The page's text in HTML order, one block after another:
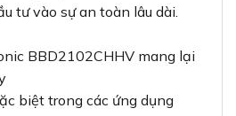
tư vào sự an toàn lâu dài.
BBD2102CHHV mang lại
biệt trong các ứng dụng